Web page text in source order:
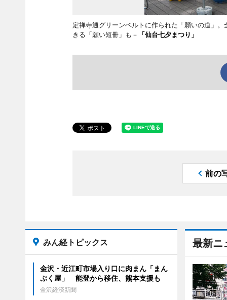
定禅寺通グリーンベルトに作られた「願いの道」
きる「願い短冊」も－
「仙台七夕まつり」
前の
最新ニ
みん経トピックス
金沢・近江町市場入り口に肉まん「まん
ぷく屋」 能登から移住、熊本支援も
金沢経済新聞